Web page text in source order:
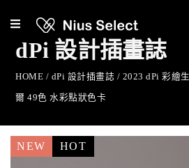
dPi 設計插畫誌
HOME / dPi 設計插畫誌 / 2023 dPi 彩繪
爾 49色 水彩點狀色卡
NEW HOT